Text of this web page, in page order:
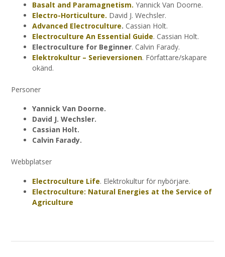
Basalt and Paramagnetism. Yannick Van Doorne.
Electro-Horticulture. David J. Wechsler.
Advanced Electroculture. Cassian Holt.
Electroculture An Essential Guide. Cassian Holt.
Electroculture for Beginner. Calvin Farady.
Elektrokultur – Serieversionen. Författare/skapare
okänd.
Personer
Yannick Van Doorne.
David J. Wechsler.
Cassian Holt.
Calvin Farady.
Webbplatser
Electroculture Life. Elektrokultur för nybörjare.
Electroculture: Natural Energies at the Service of
Agriculture